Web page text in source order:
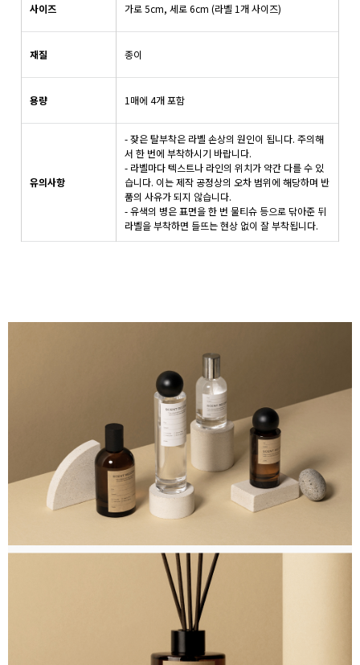
사이즈 가로 5cm, 세로 6cm (라벨 1개 사이즈)
재질 종이
용량 1매에 4개 포함
유의사항
- 잦은 탈부착은 라벨 손상의 원인이 됩니다. 주의해
서 한 번에 부착하시기 바랍니다.
- 라벨마다 텍스트나 라인의 위치가 약간 다를 수 있
습니다. 이는 제작 공정상의 오차 범위에 해당하며 반
품의 사유가 되지 않습니다.
- 유색의 병은 표면을 한 번 물티슈 등으로 닦아준 뒤
라벨을 부착하면 들뜨는 현상 없이 잘 부착됩니다.